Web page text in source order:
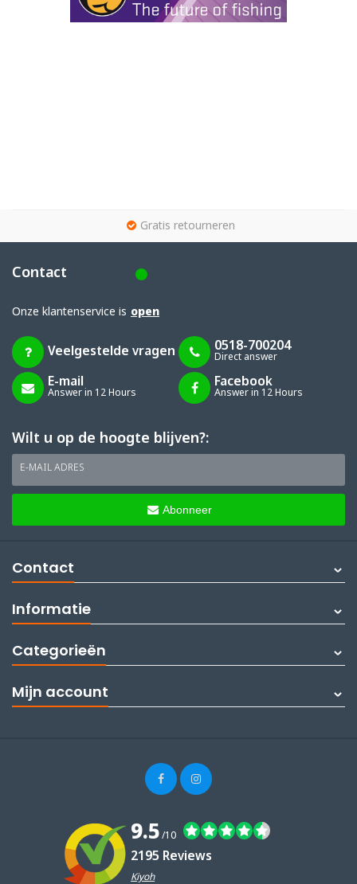
Gratis retourneren
Contact
Onze klantenservice is open
Veelgestelde vragen 0518-700204
Direct answer
E-mail
Answer in 12 Hours
Facebook
Answer in 12 Hours
Wilt u op de hoogte blijven?:
E-MAIL ADRES
Abonneer
Contact
Informatie
Categorieën
Mijn account
9.5/10
2195 Reviews
Kiyoh